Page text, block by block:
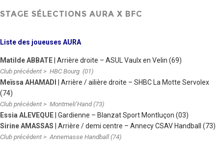
STAGE SÉLECTIONS AURA X BFC
Liste des joueuses AURA
Matilde ABBATE | Arrière droite – ASUL Vaulx en Velin (69)
Club précédent > HBC Bourg (01)
Meïssa AHAMADI
| Arrière / ailière droite – SHBC La Motte Servolex
(74)
Club précédent > Montmeli’Hand (73)
Essia ALEVEQUE | Gardienne – Blanzat Sport Montluçon (03)
Sirine AMASSAS | Arrière / demi centre – Annecy CSAV Handball (73)
Club précédent > Annemasse Handball (74)